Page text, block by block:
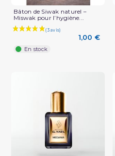
Bâton de Siwak naturel –
Miswak pour l’hygiène...
1,00 €
En stock